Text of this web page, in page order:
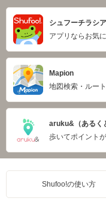
シュフーチラシ
アプリならお気
Mapion
地図検索・ルー
aruku&（あるく
歩いてポイント
Shufoo!の使い方